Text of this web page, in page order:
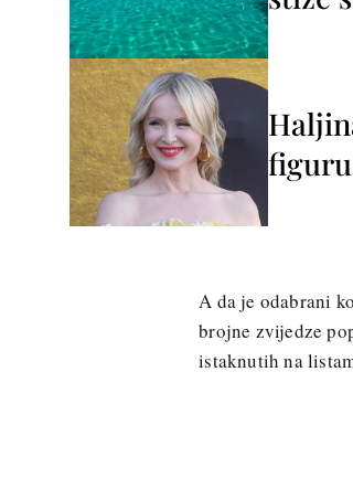
A da je odabrani
brojne zvijedze
istaknutih na